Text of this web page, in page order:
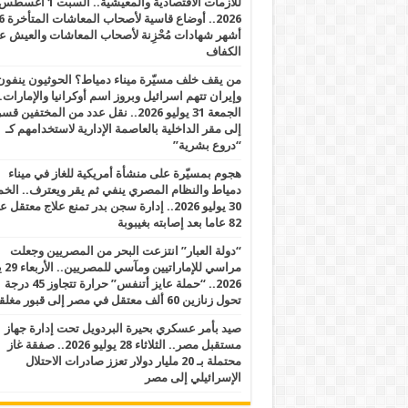
2026.. أوضاع قاسية لأصحاب المعاشات المتأخرة 6
أشهر شهادات مُحْزِنة لأصحاب المعاشات والعيش
الكفاف
من يقف خلف مسيّرة ميناء دمياط؟ الحوثيون
وإيران تتهم اسرائيل وبروز اسم أوكرانيا
الجمعة 31 يوليو 2026.. نقل عدد من المختفين
إلى مقر الداخلية بالعاصمة الإدارية لاستخدامهم كـ
“دروع بشرية”
هجوم بمسيّرة على منشأة أمريكية للغاز في ميناء
دمياط والنظام المصري ينفي ثم يقر ويعترف..
30 يوليو 2026.. إدارة سجن بدر تمنع علاج
82 عاما بعد إصابته بغيبوبة
“دولة العبار” انتزعت البحر من المصريين وجعلت
2026.. “حملة عايز أتنفس” حرارة تتجاوز 45 درجة
تحول زنازين 60 ألف معتقل في مصر إلى قبور مغلقة
صيد بأمر عسكري بحيرة البردويل تحت إدارة جهاز
مستقبل مصر.. الثلاثاء 28 يوليو 2026.. صفقة غاز
محتملة بـ 20 مليار دولار تعزز صادرات الاحتلال
الإسرائيلي إلى مصر